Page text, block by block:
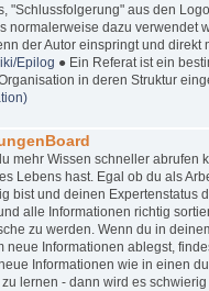
"Schlussfolgerung" aus den
normalerweise dazu verwendet
der Autor einspringt und
Epilog ● Ein Referat ist ein
in deren Struktur
mehr Wissen schneller abrufen
Lebens hast. Egal ob du als
bist und deinen Expertenstatus
alle Informationen richtig
zu werden. Wenn du in
Informationen ablegst,
Informationen wie in einen
lernen - dann wird es